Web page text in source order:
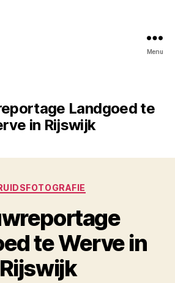
Menu
Landgoed te
in Rijswijk
Categorieën
te Werve in
Rijswijk